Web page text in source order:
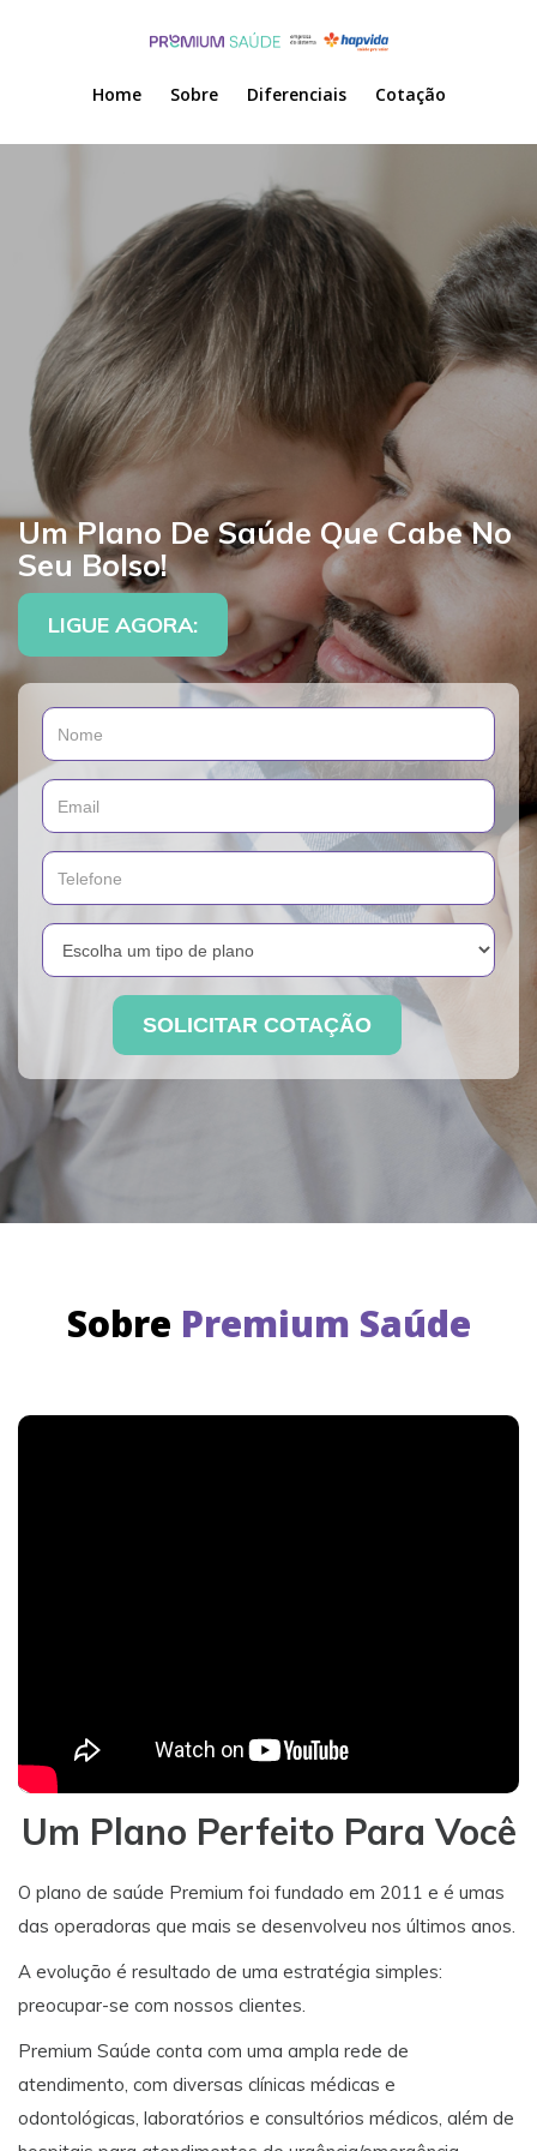
Home Sobre Diferenciais Cotação
Um Plano De Saúde Que Cabe No
Seu Bolso!
LIGUE AGORA:
SOLICITAR COTAÇÃO
Sobre Premium Saúde
Um Plano Perfeito Para Você
O plano de saúde Premium foi fundado em 2011 e é umas
das operadoras que mais se desenvolveu nos últimos anos.
A evolução é resultado de uma estratégia simples:
preocupar-se com nossos clientes.
Premium Saúde conta com uma ampla rede de
atendimento, com diversas clínicas médicas e
odontológicas, laboratórios e consultórios médicos, além de